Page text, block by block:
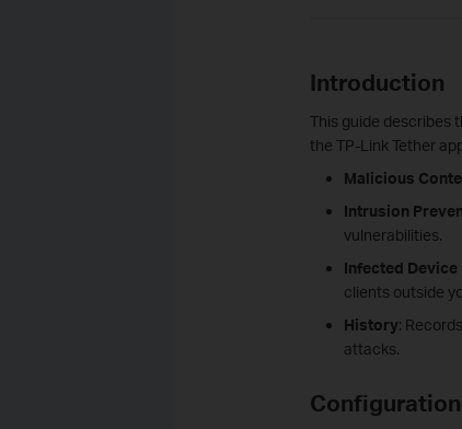
Introduction
This guide describes
the TP-Link Tether
Malicious
Intrusion
vulnerabilities.
Infected Device
clients outside
History:
attacks.
Configuration